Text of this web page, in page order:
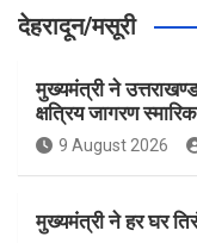
देहरादून/मसूरी
मुख्यमंत्री ने
क्षत्रिय जागरण
9 August 2026
मुख्यमंत्री ने हर घर